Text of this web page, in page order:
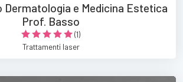
Dermatologia e Medicina Estetica
Prof. Basso
(1)
Trattamenti laser